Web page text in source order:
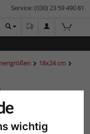
wichtig
Service: (030) 23 59 490 81
18x24 cm